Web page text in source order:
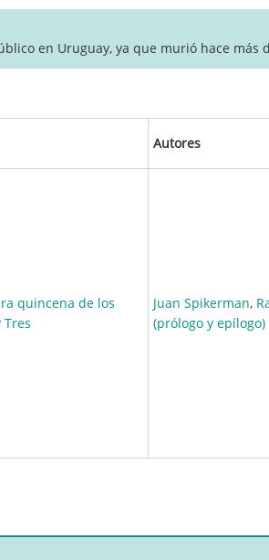
en Uruguay, ya que murió hace más
Autores
quincena de los
Juan Spikerman,
(prólogo y epílogo)